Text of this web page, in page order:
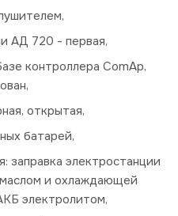
АД 720 - первая,
контроллера ComAp,
открытая,
батарей,
заправка электростанции
и охлаждающей
электролитом,